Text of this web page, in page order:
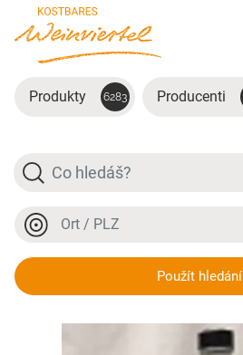
Přejít na hlavní obsah
Produkty 6283 Producenti
Hledat
Místo nebo PSČ
Použít hledání
Rotweinlikör